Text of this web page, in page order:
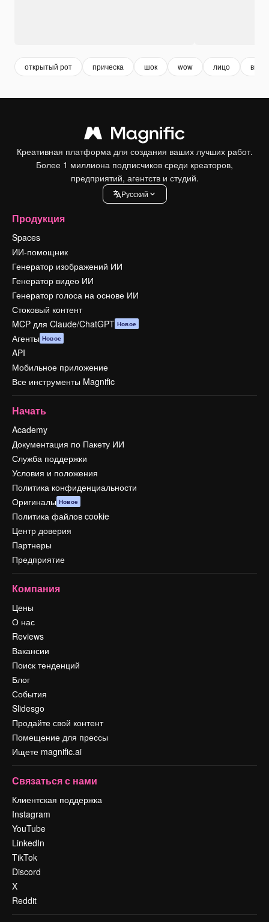
открытый рот прическа шок wow лицо
Креативная платформа для создания ваших лучших работ.
Более 1 миллиона подписчиков среди креаторов,
предприятий, агентств и студий.
Pусский
Продукция
Spaces
ИИ-помощник
Генератор изображений ИИ
Генератор видео ИИ
Генератор голоса на основе ИИ
Стоковый контент
MCP для Claude/ChatGPT Новое
Агенты Новое
API
Мобильное приложение
Все инструменты Magnific
Начать
Academy
Документация по Пакету ИИ
Служба поддержки
Условия и положения
Политика конфиденциальности
Оригиналы Новое
Политика файлов cookie
Центр доверия
Партнеры
Предприятие
Компания
Цены
О нас
Reviews
Вакансии
Поиск тенденций
Блог
События
Slidesgo
Продайте свой контент
Помещение для прессы
Ищете magnific.ai
Связаться с нами
Клиентская поддержка
Instagram
YouTube
LinkedIn
TikTok
Discord
X
Reddit